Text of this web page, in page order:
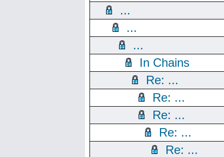
...
...
...
In Chains
Re: ...
Re: ...
Re: ...
Re: ...
Re: ...